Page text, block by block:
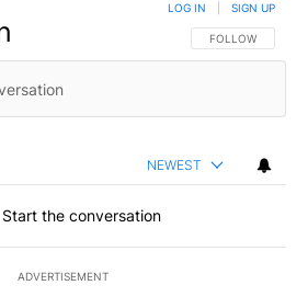
FOLLOW THIS
FOLLOW
LOG IN SIGN UP
NEWEST
Start the conversation
ADVERTISEMENT